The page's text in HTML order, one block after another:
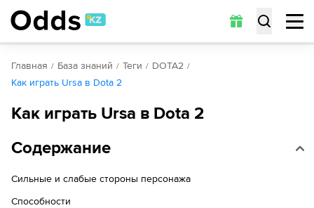
Главная База знаний Теги
DOTA2
Как играть Ursa в Dota 2
Как играть Ursa в Dota 2
Содержание
Сильные и слабые стороны персонажа
Способности